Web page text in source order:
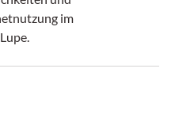
im